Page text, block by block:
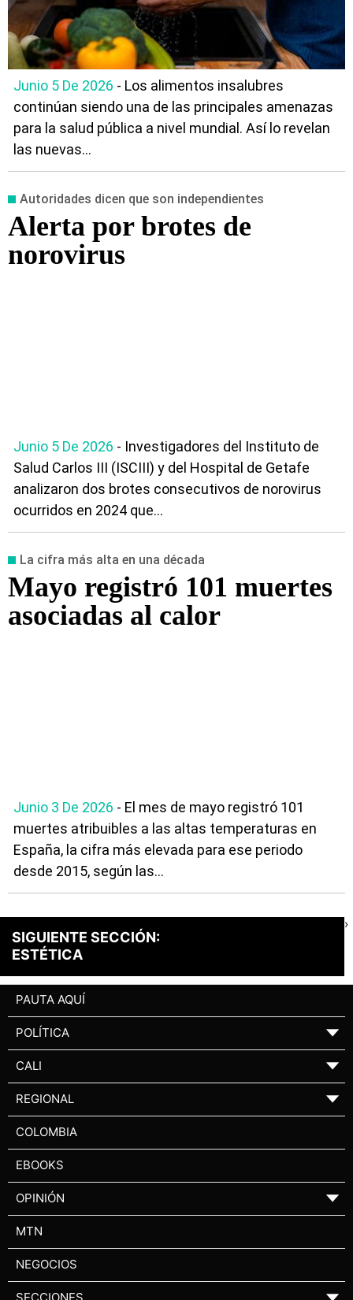
Junio 5 De 2026 - Los alimentos insalubres
continúan siendo una de las principales amenazas
para la salud pública a nivel mundial. Así lo revelan
las nuevas...
Autoridades dicen que son independientes
Alerta por brotes de
norovirus
Junio 5 De 2026 - Investigadores del Instituto de
Salud Carlos III (ISCIII) y del Hospital de Getafe
analizaron dos brotes consecutivos de norovirus
ocurridos en 2024 que...
La cifra más alta en una década
Mayo registró 101 muertes
asociadas al calor
Junio 3 De 2026 - El mes de mayo registró 101
muertes atribuibles a las altas temperaturas en
España, la cifra más elevada para ese periodo
desde 2015, según las...
SIGUIENTE SECCIÓN:
ESTÉTICA
›
PAUTA AQUÍ
POLÍTICA ▼
CALI ▼
REGIONAL ▼
COLOMBIA
EBOOKS
OPINIÓN ▼
MTN
NEGOCIOS
▼